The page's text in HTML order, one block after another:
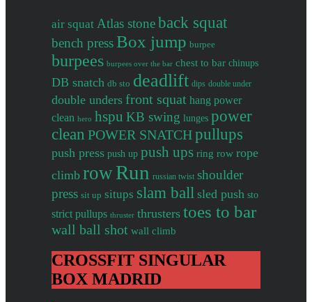
air squat Atlas stoneback squat
bench press Box jump burpee
burpees burpees over the bar chest to bar chinups
DB snatch db sto deadlift dips double under
double unders front squat hang power
clean hero hspu KB swing lunges power
clean POWER SNATCHpullups
push press push up push ups ring row rope
climb rowRun russian twist shoulder
press sit up situps slam ball sled push sto
strict pullups thruster thrusters toes to bar
wall ball shot wall climb
CROSSFIT SINGULAR
BOX MADRID